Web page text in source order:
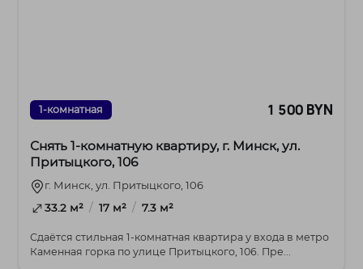
1-комнатная 1 500 BYN
Снять 1-комнатную квартиру, г. Минск, ул.
Притыцкого, 106
г. Минск, ул. Притыцкого, 106
33.2 м² / 17 м² / 7.3 м²
Сдаётся стильная 1-комнатная квартира у входа в метро
Каменная горка по улице Притыцкого, 106. Пре...